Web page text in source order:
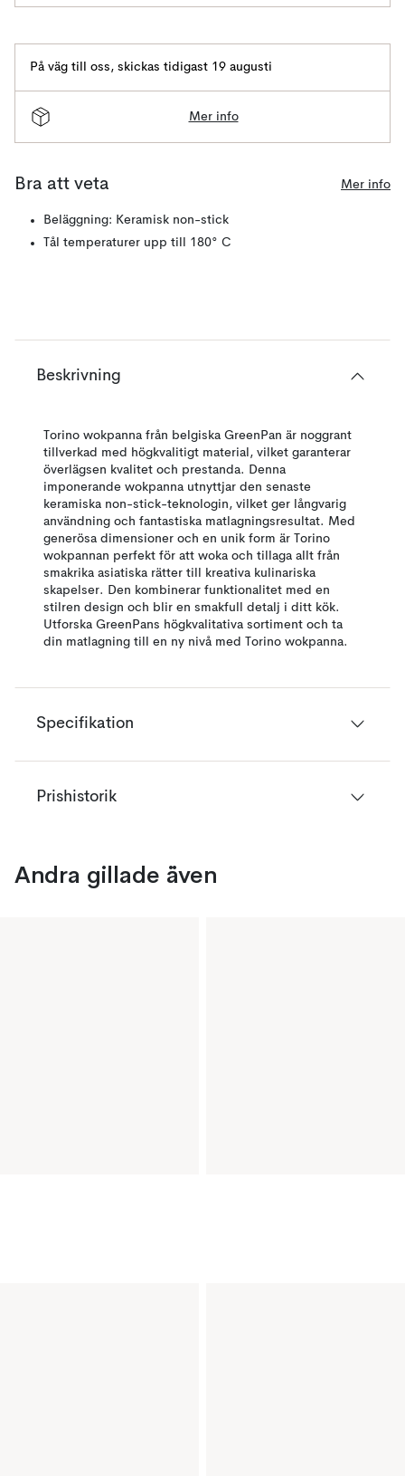
På väg till oss, skickas tidigast 19 augusti
Mer info
Bra att veta Mer info
Beläggning: Keramisk non-stick
Tål temperaturer upp till 180° C
Beskrivning
Torino wokpanna från belgiska GreenPan är noggrant
tillverkad med högkvalitigt material, vilket garanterar
överlägsen kvalitet och prestanda. Denna
imponerande wokpanna utnyttjar den senaste
keramiska non-stick-teknologin, vilket ger långvarig
användning och fantastiska matlagningsresultat. Med
generösa dimensioner och en unik form är Torino
wokpannan perfekt för att woka och tillaga allt från
smakrika asiatiska rätter till kreativa kulinariska
skapelser. Den kombinerar funktionalitet med en
stilren design och blir en smakfull detalj i ditt kök.
Utforska GreenPans högkvalitativa sortiment och ta
din matlagning till en ny nivå med Torino wokpanna.
Specifikation
Prishistorik
Andra gillade även